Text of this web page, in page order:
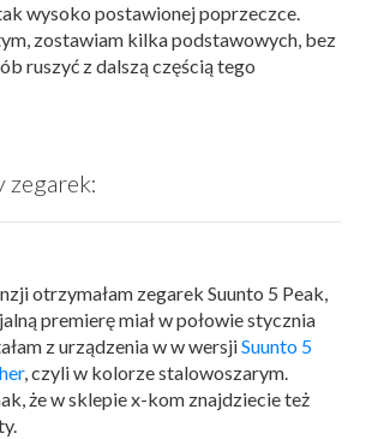
wysoko postawionej poprzeczce.
zostawiam kilka podstawowych, bez
ruszyć z dalszą częścią tego
zegarek:
otrzymałam zegarek Suunto 5 Peak,
premierę miał w połowie stycznia
z urządzenia w w wersjiSuunto 5
, czyli w kolorze stalowoszarym.
że w sklepie x-kom znajdziecie też